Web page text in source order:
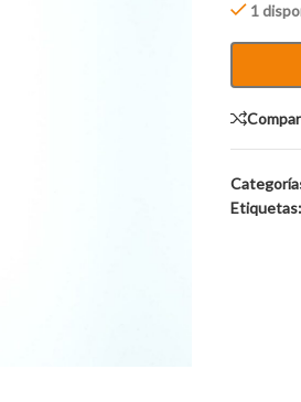
1
Etiquetas: